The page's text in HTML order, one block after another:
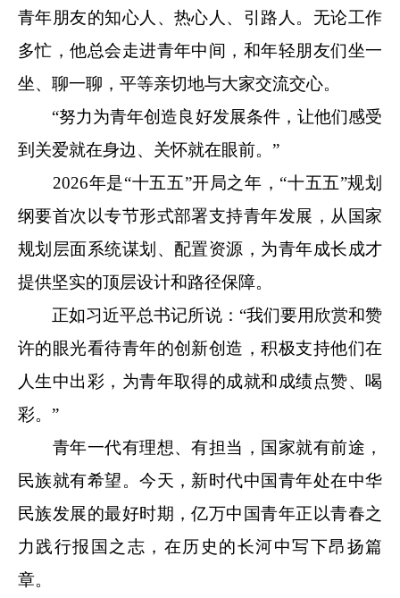
青年朋友的知心人、热心人、引路人。无论工作
多忙，他总会走进青年中间，和年轻朋友们坐一
坐、聊一聊，平等亲切地与大家交流交心。
“努力为青年创造良好发展条件，让他们感受
到关爱就在身边、关怀就在眼前。”
2026年是“十五五”开局之年，“十五五”规划
纲要首次以专节形式部署支持青年发展，从国家
规划层面系统谋划、配置资源，为青年成长成才
提供坚实的顶层设计和路径保障。
正如习近平总书记所说：“我们要用欣赏和赞
许的眼光看待青年的创新创造，积极支持他们在
人生中出彩，为青年取得的成就和成绩点赞、喝
彩。”
青年一代有理想、有担当，国家就有前途，
民族就有希望。今天，新时代中国青年处在中华
民族发展的最好时期，亿万中国青年正以青春之
力践行报国之志，在历史的长河中写下昂扬篇
章。